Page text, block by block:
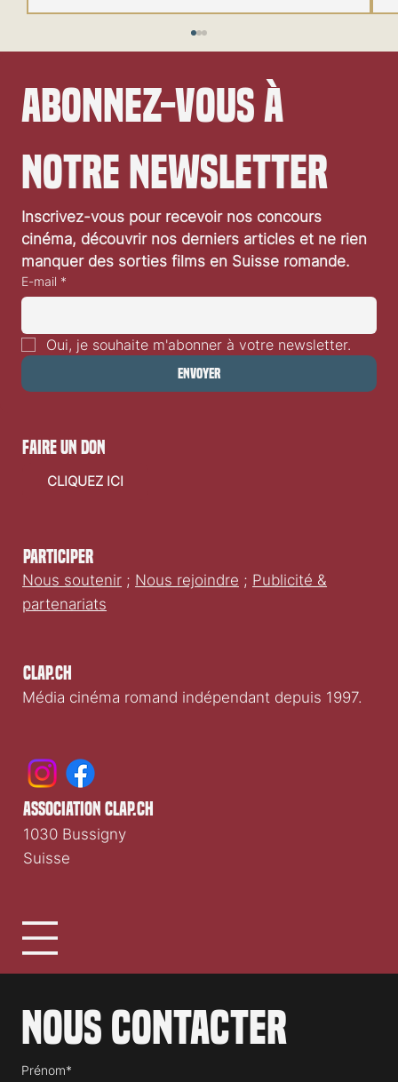
Festival de Locarno 2026: Taxi Driver
Abonnez-vous à
notre newsletter
Inscrivez-vous pour recevoir nos concours
cinéma, découvrir nos derniers articles et ne rien
manquer des sorties films en Suisse romande.
E-mail *
Oui, je souhaite m'abonner à votre newsletter.
Envoyer
Clap.ch
Média cinéma romand indépendant depuis 1997.
Participer
Nous soutenir ; Nous rejoindre ; Publicité &
partenariats
Nous contacter
Prénom*
faire un don
CLIQUEZ ICI
association clap.ch
1030 Bussigny
Suisse